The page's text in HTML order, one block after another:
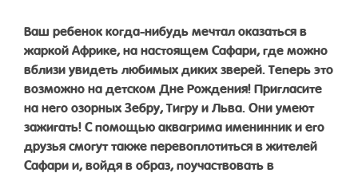
Ваш ребенок когда-нибудь мечтал оказаться в
жаркой Африке, на настоящем Сафари, где можно
вблизи увидеть любимых диких зверей. Теперь это
возможно на детском Дне Рождения! Пригласите
на него озорных Зебру, Тигру и Льва. Они умеют
зажигать! С помощью аквагрима именинник и его
друзья смогут также перевоплотиться в жителей
Сафари и, войдя в образ, поучаствовать в